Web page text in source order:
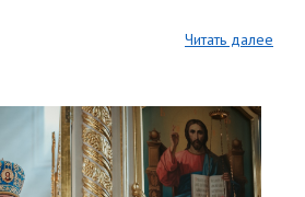
Читать далее